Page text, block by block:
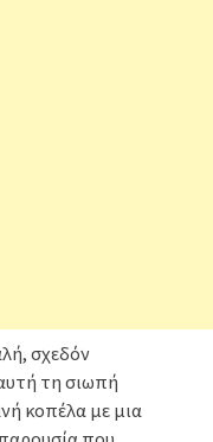
σχεδόν
τη σιωπή
κοπέλα με μια